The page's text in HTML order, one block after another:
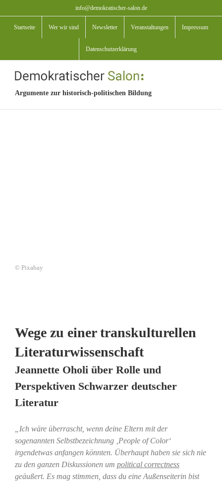
Inhalt
springen
info@demokratischer-salon.de
Startseite Wer wir sind Newsletter Veranstaltungen Impressum
Datenschutzerklärung
Argumente zur historisch-politischen Bildung
© Pixabay
Wege zu einer transkulturellen
Literaturwissenschaft
Jeannette Oholi über Rolle und
Perspektiven Schwarzer deutscher
Literatur
„Ich wäre überrascht, wenn deine Eltern mit der
sogenannten Selbstbezeichnung ‚People of Color‘
irgendetwas anfangen könnten. Überhaupt haben sie sich nie
zu den ganzen Diskussionen um political correctness
geäußert. Es mag stimmen, dass du eine Außenseiterin bist